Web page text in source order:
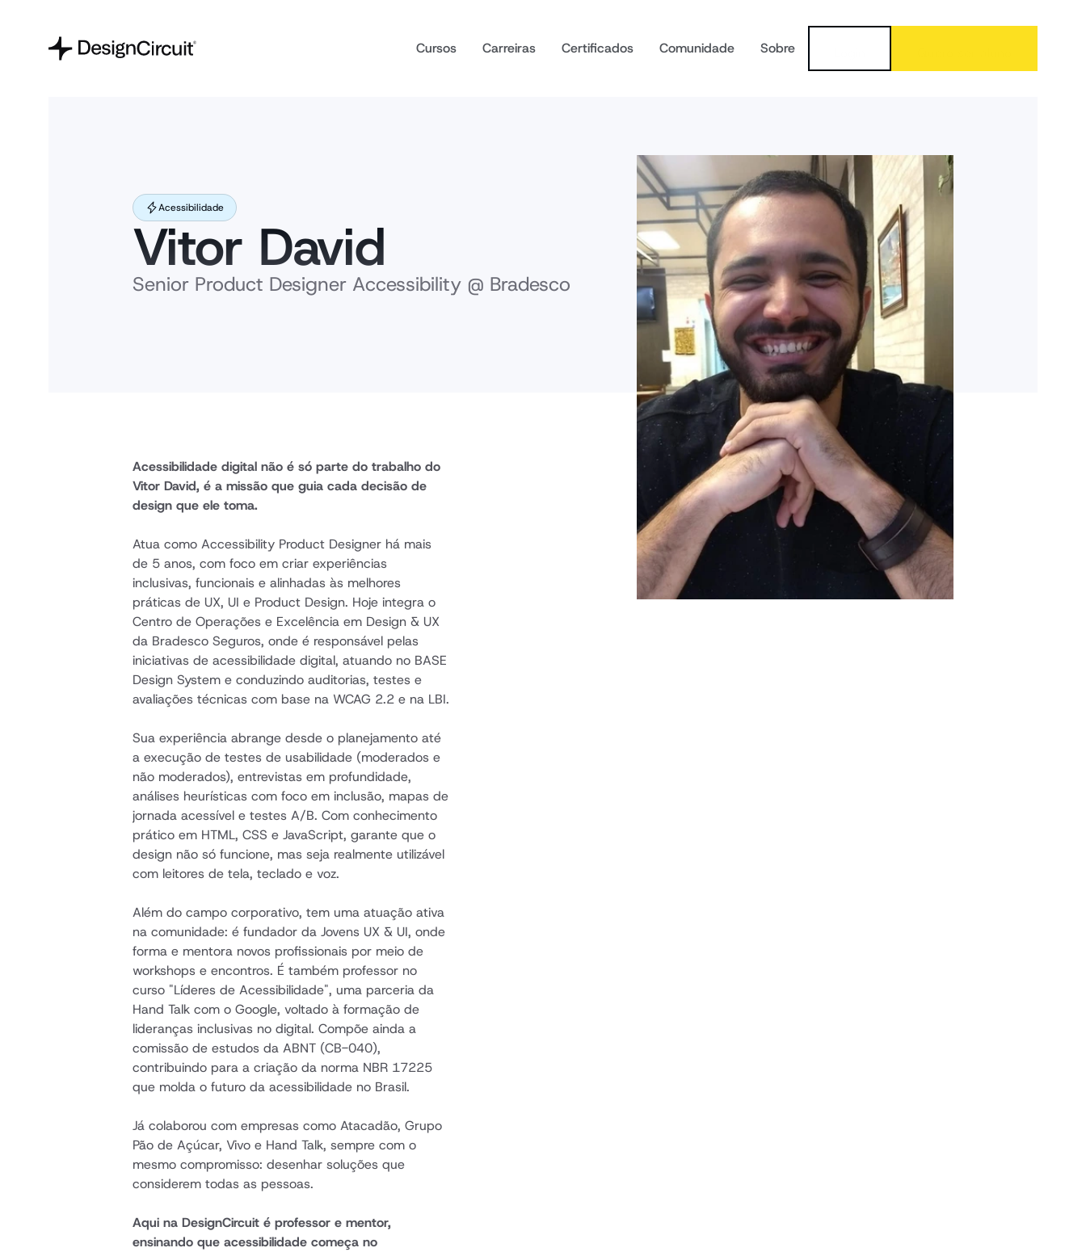
Cursos Carreiras Certificados Comunidade Sobre
Acessibilidade
Vitor David
Senior Product Designer Accessibility @ Bradesco
Acessibilidade digital não é só parte do trabalho do
Vitor David, é a missão que guia cada decisão de
design que ele toma.
Atua como Accessibility Product Designer há mais
de 5 anos, com foco em criar experiências
inclusivas, funcionais e alinhadas às melhores
práticas de UX, UI e Product Design. Hoje integra o
Centro de Operações e Excelência em Design & UX
da Bradesco Seguros, onde é responsável pelas
iniciativas de acessibilidade digital, atuando no BASE
Design System e conduzindo auditorias, testes e
avaliações técnicas com base na WCAG 2.2 e na LBI.
Sua experiência abrange desde o planejamento até
a execução de testes de usabilidade (moderados e
não moderados), entrevistas em profundidade,
análises heurísticas com foco em inclusão, mapas de
jornada acessível e testes A/B. Com conhecimento
prático em HTML, CSS e JavaScript, garante que o
design não só funcione, mas seja realmente utilizável
com leitores de tela, teclado e voz.
Além do campo corporativo, tem uma atuação ativa
na comunidade: é fundador da Jovens UX & UI, onde
forma e mentora novos profissionais por meio de
workshops e encontros. É também professor no
curso "Líderes de Acessibilidade", uma parceria da
Hand Talk com o Google, voltado à formação de
lideranças inclusivas no digital. Compõe ainda a
comissão de estudos da ABNT (CB-040),
contribuindo para a criação da norma NBR 17225
que molda o futuro da acessibilidade no Brasil.
Já colaborou com empresas como Atacadão, Grupo
Pão de Açúcar, Vivo e Hand Talk, sempre com o
mesmo compromisso: desenhar soluções que
considerem todas as pessoas.
Aqui na DesignCircuit é professor e mentor,
ensinando que acessibilidade começa no